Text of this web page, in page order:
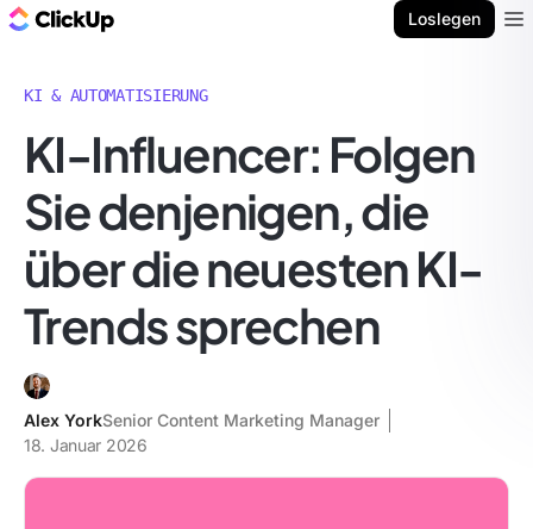
Loslegen
KI & AUTOMATISIERUNG
KI-Influencer: Folgen
Sie denjenigen, die
über die neuesten KI-
Trends sprechen
Alex YorkSenior Content Marketing Manager
18. Januar 2026